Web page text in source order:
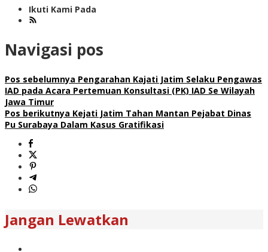
Ikuti Kami Pada
Navigasi pos
Pos sebelumnya Pengarahan Kajati Jatim Selaku Pengawas
IAD pada Acara Pertemuan Konsultasi (PK) IAD Se Wilayah
Jawa Timur
Pos berikutnya Kejati Jatim Tahan Mantan Pejabat Dinas
Pu Surabaya Dalam Kasus Gratifikasi
Jangan Lewatkan